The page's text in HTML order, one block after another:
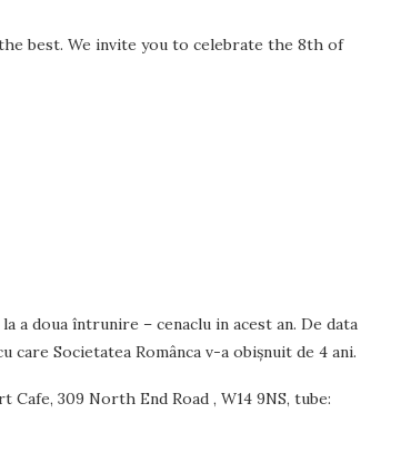
best. We invite you to celebrate the 8th of
a doua întrunire – cenaclu in acest an. De data
Societatea Românca v-a obişnuit de 4 ani.
Cafe, 309 North End Road , W14 9NS, tube: